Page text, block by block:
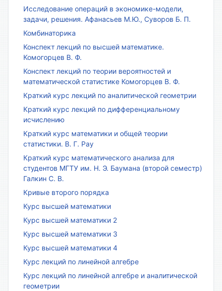
Исследование операций в экономике-модели,
задачи, решения. Афанасьев М.Ю., Суворов Б. П.
Комбинаторика
Конспект лекций по высшей математике.
Комогорцев В. Ф.
Конспект лекций по теории вероятностей и
математической статистике Комогорцев В. Ф.
Краткий курс лекций по аналитической геометрии
Краткий курс лекций по дифференциальному
исчислению
Краткий курс математики и общей теории
статистики. В. Г. Рау
Краткий курс математического анализа для
студентов МГТУ им. Н. Э. Баумана (второй семестр)
Галкин С. В.
Кривые второго порядка
Курс высшей математики
Курс высшей математики 2
Курс высшей математики 3
Курс высшей математики 4
Курс лекций по линейной алгебре
Курс лекций по линейной алгебре и аналитической
геометрии